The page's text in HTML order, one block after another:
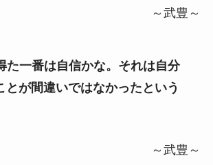
～武豊～
た一番は自信かな。それは自分
とが間違いではなかったという
～武豊～